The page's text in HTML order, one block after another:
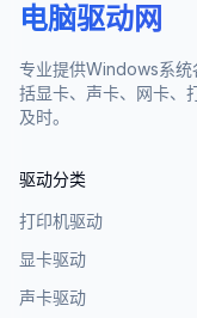
电脑驱动网
专业提供Windows系统
括显卡、声卡、网卡、
及时。
驱动分类
打印机驱动
显卡驱动
声卡驱动